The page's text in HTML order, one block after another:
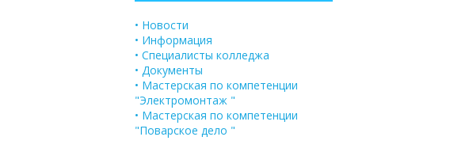
• Новости
• Информация
• Специалисты колледжа
• Документы
• Мастерская по компетенции
"Электромонтаж "
• Мастерская по компетенции
"Поварское дело "